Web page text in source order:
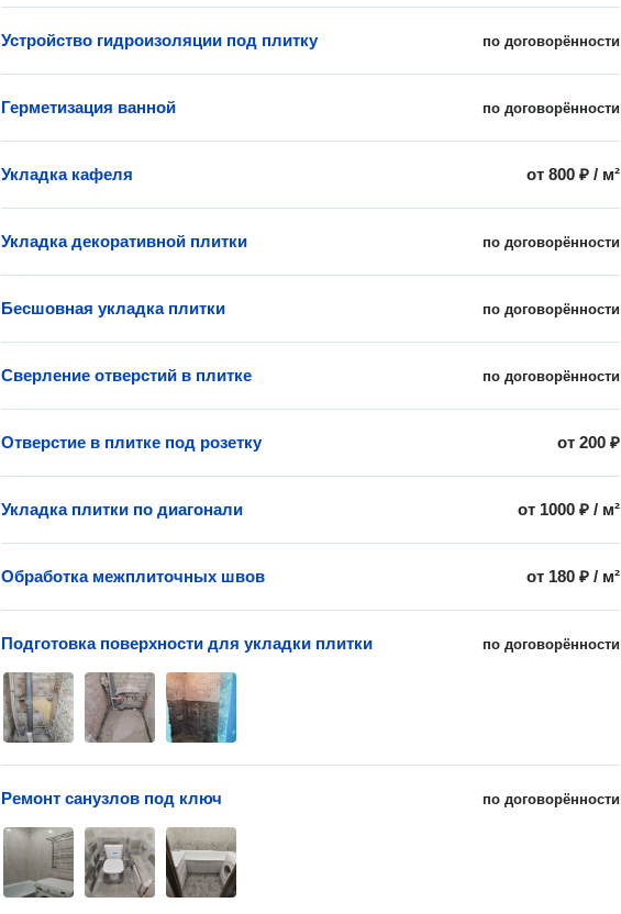
по договорённости
Устройство гидроизоляции под плитку
по договорённости
Герметизация ванной
от800 ₽ / м²
Укладка кафеля
по договорённости
Укладка декоративной плитки
по договорённости
Бесшовная укладка плитки
по договорённости
Сверление отверстий в плитке
от200 ₽
Отверстие в плитке под розетку
от 1000 ₽ / м²
Укладка плитки по диагонали
от 180 ₽ / м²
Обработка межплиточных швов
по договорённости
Подготовка поверхности для укладки плитки
по договорённости
Ремонт санузлов под ключ